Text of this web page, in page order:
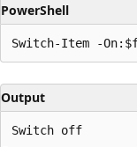
PowerShell
Output